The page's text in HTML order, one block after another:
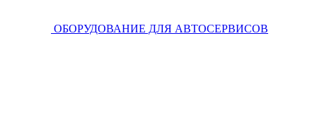
ОБОРУДОВАНИЕ ДЛЯ АВТОСЕРВИСОВ